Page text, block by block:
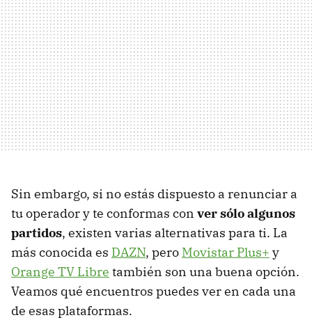
Sin embargo, si no estás dispuesto a renunciar a
tu operador y te conformas con ver sólo algunos
partidos, existen varias alternativas para ti. La
más conocida es DAZN, pero Movistar Plus+ y
Orange TV Libre también son una buena opción.
Veamos qué encuentros puedes ver en cada una
de esas plataformas.